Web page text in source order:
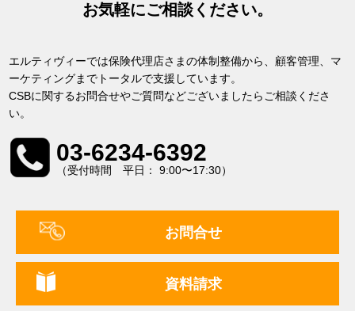
お気軽にご相談ください。
エルティヴィーでは保険代理店さまの体制整備から、顧客管理、マ
ーケティングまでトータルで支援しています。
CSBに関するお問合せやご質問などございましたらご相談くださ
い。
03-6234-6392
（受付時間 平日： 9:00〜17:30）
お問合せ
資料請求